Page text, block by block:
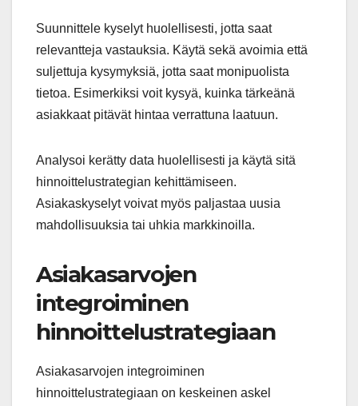
Suunnittele kyselyt huolellisesti, jotta saat
relevantteja vastauksia. Käytä sekä avoimia että
suljettuja kysymyksiä, jotta saat monipuolista
tietoa. Esimerkiksi voit kysyä, kuinka tärkeänä
asiakkaat pitävät hintaa verrattuna laatuun.
Analysoi kerätty data huolellisesti ja käytä sitä
hinnoittelustrategian kehittämiseen.
Asiakaskyselyt voivat myös paljastaa uusia
mahdollisuuksia tai uhkia markkinoilla.
Asiakasarvojen
integroiminen
hinnoittelustrategiaan
Asiakasarvojen integroiminen
hinnoittelustrategiaan on keskeinen askel